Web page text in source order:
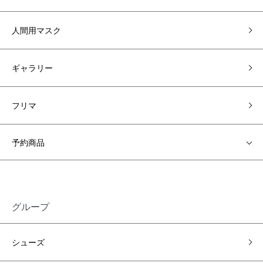
人間用マスク
ギャラリー
フリマ
予約商品
グループ
シューズ